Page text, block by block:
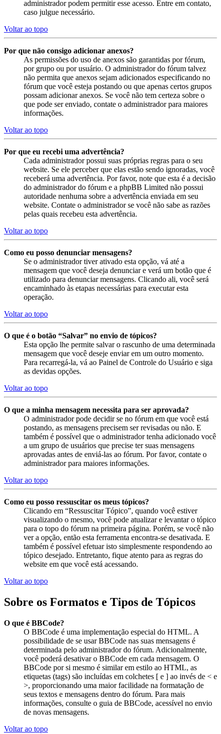
administrador podem permitir esse acesso. Entre em contato,
caso julgue necessário.
Voltar ao topo
Por que não consigo adicionar anexos?
As permissões do uso de anexos são garantidas por fórum,
por grupo ou por usuário. O administrador do fórum talvez
não permita que anexos sejam adicionados especificando no
fórum que você esteja postando ou que apenas certos grupos
possam adicionar anexos. Se você não tem certeza sobre o
que pode ser enviado, contate o administrador para maiores
informações.
Voltar ao topo
Por que eu recebi uma advertência?
Cada administrador possui suas próprias regras para o seu
website. Se ele perceber que elas estão sendo ignoradas, você
receberá uma advertência. Por favor, note que esta é a decisão
do administrador do fórum e a phpBB Limited não possui
autoridade nenhuma sobre a advertência enviada em seu
website. Contate o administrador se você não sabe as razões
pelas quais recebeu esta advertência.
Voltar ao topo
Como eu posso denunciar mensagens?
Se o administrador tiver ativado esta opção, vá até a
mensagem que você deseja denunciar e verá um botão que é
utilizado para denunciar mensagens. Clicando ali, você será
encaminhado às etapas necessárias para executar esta
operação.
Voltar ao topo
O que é o botão “Salvar” no envio de tópicos?
Esta opção lhe permite salvar o rascunho de uma determinada
mensagem que você deseje enviar em um outro momento.
Para recarregá-la, vá ao Painel de Controle do Usuário e siga
as devidas opções.
Voltar ao topo
O que a minha mensagem necessita para ser aprovada?
O administrador pode decidir se no fórum em que você está
postando, as mensagens precisem ser revisadas ou não. E
também é possível que o administrador tenha adicionado você
a um grupo de usuários que precise ter suas mensagens
aprovadas antes de enviá-las ao fórum. Por favor, contate o
administrador para maiores informações.
Voltar ao topo
Como eu posso ressuscitar os meus tópicos?
Clicando em “Ressuscitar Tópico”, quando você estiver
visualizando o mesmo, você pode atualizar e levantar o tópico
para o topo do fórum na primeira página. Porém, se você não
ver a opção, então esta ferramenta encontra-se desativada. E
também é possível efetuar isto simplesmente respondendo ao
tópico desejado. Entretanto, fique atento para as regras do
website em que você está acessando.
Voltar ao topo
Sobre os Formatos e Tipos de Tópicos
O que é BBCode?
O BBCode é uma implementação especial do HTML. A
possibilidade de se usar BBCode nas suas mensagens é
determinada pelo administrador do fórum. Adicionalmente,
você poderá desativar o BBCode em cada mensagem. O
BBCode por si mesmo é similar em estilo ao HTML, as
etiquetas (tags) são incluídas em colchetes [ e ] ao invés de < e
>, proporcionando uma maior facilidade na formatação de
seus textos e mensagens dentro do fórum. Para mais
informações, consulte o guia de BBCode, acessível no envio
de novas mensagens.
Voltar ao topo